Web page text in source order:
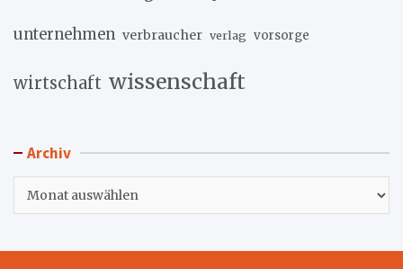
unternehmen verbraucher verlag vorsorge
wirtschaft wissenschaft
Archiv